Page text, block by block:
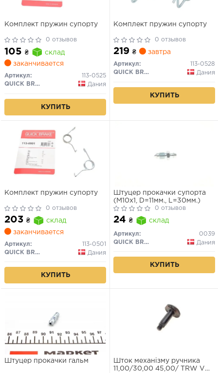
Комплект пружин супорту
0 отзывов
105 ₴
склад
заканчивается
Артикул:
113-0525
QUICK BRAKE
Дания
КУПИТЬ
Комплект пружин супорту
0 отзывов
219 ₴ завтра
Артикул:
113-0528
QUICK BRAKE
Дания
КУПИТЬ
Комплект пружин супорту
0 отзывов
203 ₴
склад
заканчивается
Артикул:
113-0501
QUICK BRAKE
Дания
КУПИТЬ
Штуцер прокачки супорта
(M10x1, D=11мм., L=30мм.)
0 отзывов
24 ₴ склад
Артикул:
0039
QUICK BRAKE
Дания
КУПИТЬ
Штуцер прокачки гальм
Шток механізму ручника
11,00/30,00 45,00/ TRW VW